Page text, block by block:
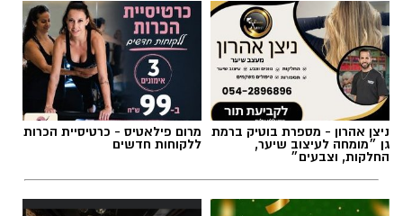
ניצן אהרון - מספרת בוטיק ברמת
גן ״מומחה לעיצוב שיער,
החלקות, וצבעים״
מרום פילאטיס - כרטיסיית הכרות
ללקוחות חדשים